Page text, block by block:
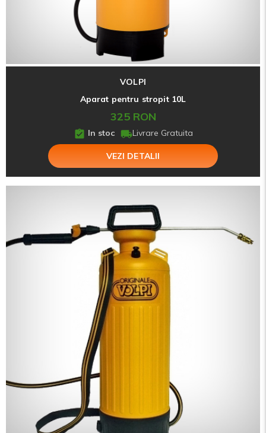
VOLPI
Aparat pentru stropit 10L
325 RON
In stoc Livrare Gratuita
VEZI DETALII